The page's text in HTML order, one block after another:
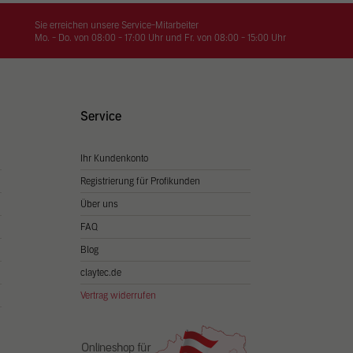
Sie erreichen unsere Service-Mitarbeiter
Mo. - Do. von 08:00 - 17:00 Uhr und Fr. von 08:00 - 15:00 Uhr
Service
Ihr Kundenkonto
Registrierung für Profikunden
Über uns
FAQ
Blog
claytec.de
Vertrag widerrufen
Sie